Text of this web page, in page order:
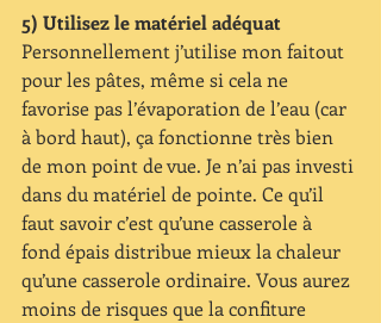
5) Utilisez le matériel adéquat
Personnellement j’utilise mon faitout
pour les pâtes, même si cela ne
favorise pas l’évaporation de l’eau (car
à bord haut), ça fonctionne très bien
de mon point de vue. Je n’ai pas investi
dans du matériel de pointe. Ce qu’il
faut savoir c’est qu’une casserole à
fond épais distribue mieux la chaleur
qu’une casserole ordinaire. Vous aurez
moins de risques que la confiture